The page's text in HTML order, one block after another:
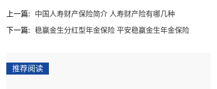
上一篇:
中国人寿财产保险简介 人寿财产险有哪几种
下一篇:
稳赢金生分红型年金保险 平安稳赢金生年金保险
推荐阅读